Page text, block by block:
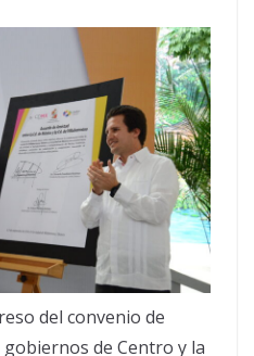
del convenio de
de Centro y la